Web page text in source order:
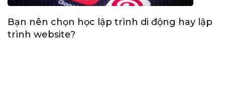
Bạn nên chọn học lập trình di động hay lập
trình website?